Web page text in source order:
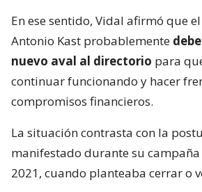
En ese sentido, Vidal afirmó que
Antonio Kast probablemente
nuevo aval al directorio para
continuar funcionando y hacer
compromisos financieros.
La situación contrasta con la
manifestado durante su
2021, cuando planteaba cerrar o